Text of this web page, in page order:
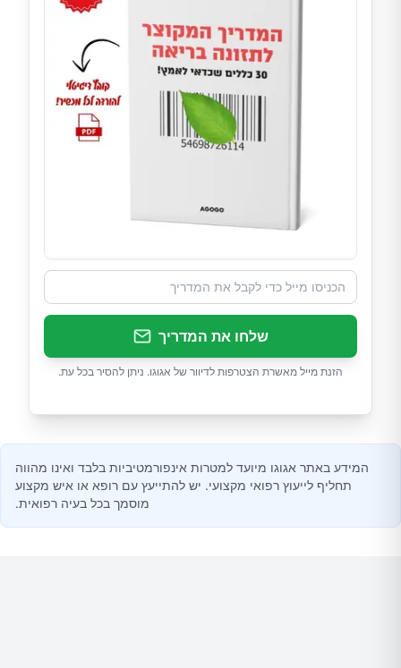
שלחו את המדריך
הזנת מייל מאשרת הצטרפות לדיוור של אגוגו. ניתן להסיר בכל עת.
המידע באתר אגוגו מיועד למטרות אינפורמטיביות בלבד ואינו מהווה
תחליף לייעוץ רפואי מקצועי. יש להתייעץ עם רופא או איש מקצוע
מוסמך בכל בעיה רפואית.